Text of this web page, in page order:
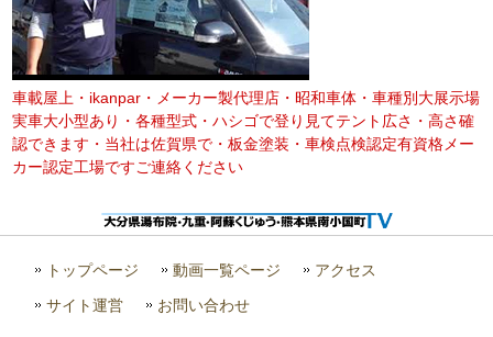
車載屋上・ikanpar・メーカー製代理店・昭和車体・車種別大展示場
実車大小型あり・各種型式・ハシゴで登り見てテント広さ・高さ確
認できます・当社は佐賀県で・板金塗装・車検点検認定有資格メー
カー認定工場ですご連絡ください
トップページ 動画一覧ページ アクセス
サイト運営 お問い合わせ